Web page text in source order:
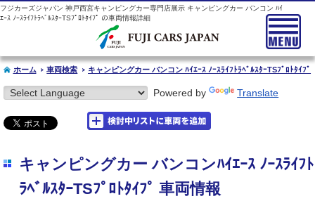
フジカーズジャパン 神戸西宮キャンピングカー専門店展示 キャンピングカー バンコン ﾊｲ
ｴｰｽ ﾉｰｽﾗｲﾌﾄﾗﾍﾞﾙｽﾀｰTSﾌﾟﾛﾄﾀｲﾌﾟ の車両情報詳細
ホーム 車両検索 キャンピングカー バンコン ﾊｲｴｰｽ ﾉｰｽﾗｲﾌﾄﾗﾍﾞﾙｽﾀｰTSﾌﾟﾛﾄﾀｲﾌﾟ
Powered by Translate
キャンピングカー バンコンﾊｲｴｰｽ ﾉｰｽﾗｲﾌﾄ
ﾗﾍﾞﾙｽﾀｰTSﾌﾟﾛﾄﾀｲﾌﾟ 車両情報